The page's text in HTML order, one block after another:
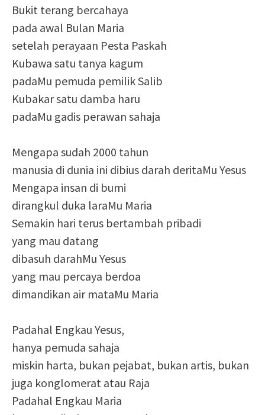
Bukit terang bercahaya
pada awal Bulan Maria
setelah perayaan Pesta Paskah
Kubawa satu tanya kagum
padaMu pemuda pemilik Salib
Kubakar satu damba haru
padaMu gadis perawan sahaja
Mengapa sudah 2000 tahun
manusia di dunia ini dibius darah deritaMu Yesus
Mengapa insan di bumi
dirangkul duka laraMu Maria
Semakin hari terus bertambah pribadi
yang mau datang
dibasuh darahMu Yesus
yang mau percaya berdoa
dimandikan air mataMu Maria
Padahal Engkau Yesus,
hanya pemuda sahaja
miskin harta, bukan pejabat, bukan artis, bukan
juga konglomerat atau Raja
Padahal Engkau Maria